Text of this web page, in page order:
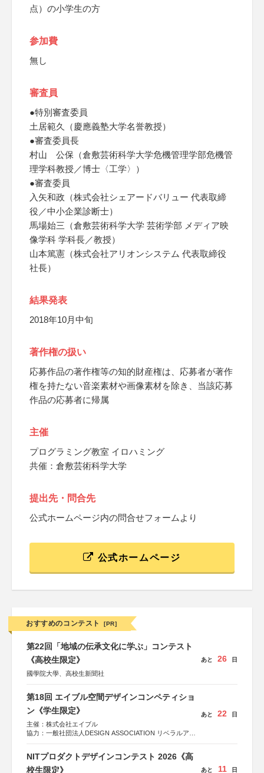
点）の小学生の方
参加費
無し
審査員
●特別審査委員
土居範久（慶應義塾大学名誉教授）
●審査委員長
村山 公保（倉敷芸術科学大学危機管理学部危機管
理学科教授／博士〈工学〉）
●審査委員
入矢和政（株式会社シェアードバリュー 代表取締
役／中小企業診断士）
馬場始三（倉敷芸術科学大学 芸術学部 メディア映
像学科 学科長／教授）
山本篤憲（株式会社アリオンシステム 代表取締役
社長）
結果発表
2018年10月中旬
著作権の扱い
応募作品の著作権等の知的財産権は、応募者が著作
権を持たない音楽素材や画像素材を除き、当該応募
作品の応募者に帰属
主催
プログラミング教室 イロハミング
共催：倉敷芸術科学大学
提出先・問合先
公式ホームページ内の問合せフォームより
公式ホームページ
おすすめのコンテスト [PR]
第22回「地域の伝承文化に学ぶ」コンテスト
《高校生限定》
國學院大學、高校生新聞社
あと 26 日
第18回 エイブル空間デザインコンペティショ
ン《学生限定》
主催：株式会社エイブル
協力：一般社団法人DESIGN ASSOCIATION リベラルアー
運営：TOKYO COMPANY株式会社
あと 22 日
NITプロダクトデザインコンテスト 2026《高
校生限定》
あと 11 日